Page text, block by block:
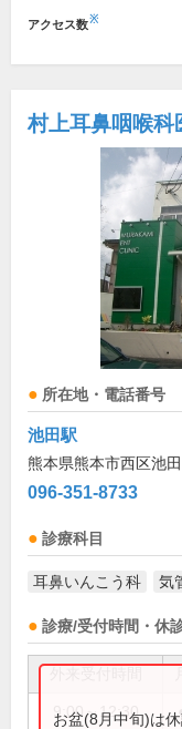
アクセス数※
村上耳鼻咽喉科
所在地・電話番号
池田駅
熊本県熊本市西区池
096-351-8733
診療科目
耳鼻いんこう科 気
診療/受付時間・休
9:00～12:30
お盆(8月中旬)は